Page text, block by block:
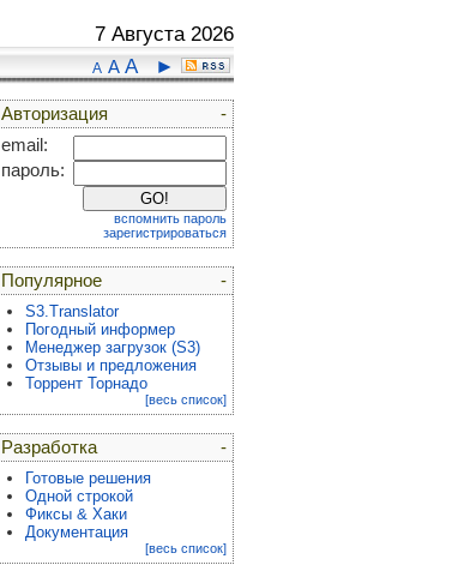
7 Августа 2026
A A A ►
-
Авторизация
email:
пароль:
вспомнить пароль
зарегистрироваться
-
Популярное
S3.Translator
Погодный информер
Менеджер загрузок (S3)
Отзывы и предложения
Торрент Торнадо
[весь список]
-
Разработка
Готовые решения
Одной строкой
Фиксы & Хаки
Документация
[весь список]